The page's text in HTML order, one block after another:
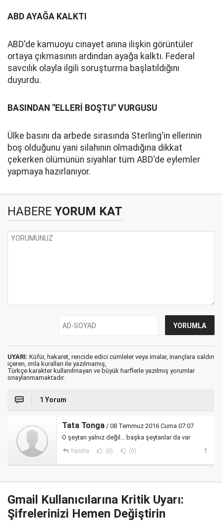
ABD AYAĞA KALKTI
ABD'de kamuoyu cinayet anına ilişkin görüntüler
ortaya çıkmasının ardından ayağa kalktı. Federal
savcılık olayla ilgili soruşturma başlatıldığını
duyurdu.
BASINDAN "ELLERİ BOŞTU" VURGUSU
Ülke basını da arbede sırasında Sterling'in ellerinin
boş olduğunu yani silahının olmadığına dikkat
çekerken ölümünün siyahlar tüm ABD'de eylemler
yapmaya hazırlanıyor.
HABERE YORUM KAT
UYARI: Küfür, hakaret, rencide edici cümleler veya imalar, inançlara saldırı
içeren, imla kuralları ile yazılmamış,
Türkçe karakter kullanılmayan ve büyük harflerle yazılmış yorumlar
onaylanmamaktadır.
1 Yorum
Tata Tonga / 08 Temmuz 2016 Cuma 07:07
O şeytan yalnız değil... başka şeytanlar da var
Yanıtla (0) (0)
Gmail Kullanıcılarına Kritik Uyarı:
Şifrelerinizi Hemen Değiştirin